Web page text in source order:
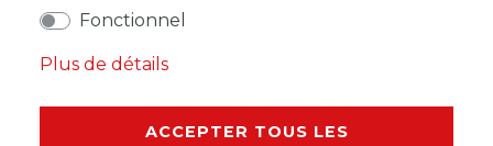
* avec TVA horsFrais de livraison
Fonctionnel
Plus de détails
ACCEPTER TOUS LES